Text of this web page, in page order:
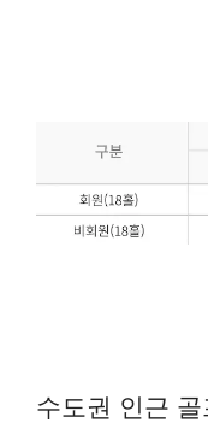
수도권 인근